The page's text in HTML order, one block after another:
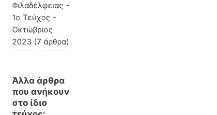
Φιλαδέλφειας -
1ο Τεύχος -
Οκτώβριος
2023 (7 άρθρα)
Άλλα άρθρα
που ανήκουν
στο ίδιο